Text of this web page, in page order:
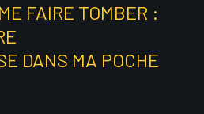
FAIRE TOMBER :
DANS MA POCHE